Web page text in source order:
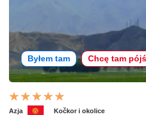
Byłem tam Chcę tam
Azja Kočkor i okolice